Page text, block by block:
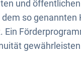
und
so